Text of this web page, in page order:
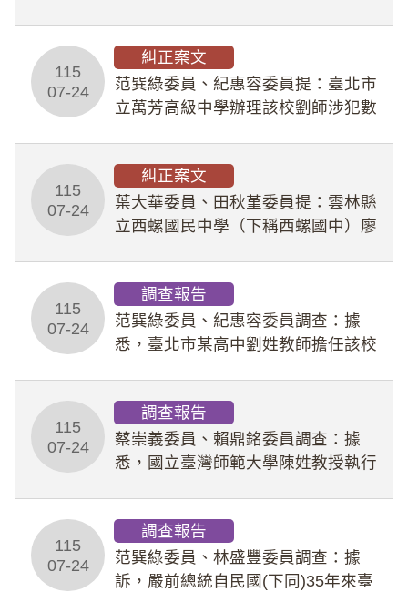
人員保障法」及「職業安全衛生法」
所定維護公務人員
115
07-24
糾正案文
范巽綠委員、紀惠容委員提：臺北市
立萬芳高級中學辦理該校劉師涉犯數
業把關與糾錯功能，不僅首份調查報
告漏未審酌師生不
115
07-24
糾正案文
葉大華委員、田秋堇委員提：雲林縣
立西螺國民中學（下稱西螺國中）廖
教羽球隊學生等行為，歷經該校校園
事件處理會議（下
115
07-24
調查報告
范巽綠委員、紀惠容委員調查：據
悉，臺北市某高中劉姓教師擔任該校
行拍攝特定樣態性影像並以手機傳送
劉師。該生因畏懼成
115
07-24
調查報告
蔡崇義委員、賴鼎銘委員調查：據
悉，國立臺灣師範大學陳姓教授執行
術倫理等情案調查報告。(115教調
31)
115
07-24
調查報告
范巽綠委員、林盛豐委員調查：據
訴，嚴前總統自民國(下同)35年來臺